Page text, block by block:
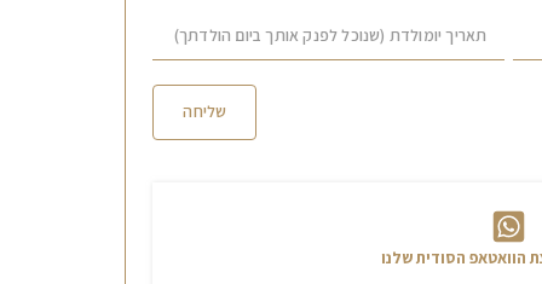
שליחה
הוואטאפ הסודית שלנו
לקבוצה ולקבל עדכונים